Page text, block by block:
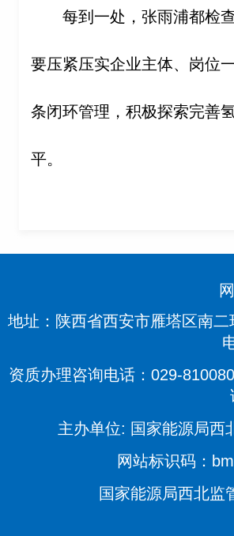
每到一处，张雨浦都检
要压紧压实企业主体、岗位
条闭环管理，积极探索完善
平。
地址：陕西省西安市雁塔区南
资质办理咨询电话：029-
主办单位: 国家能源局西
网站标识码：
国家能源局西北监